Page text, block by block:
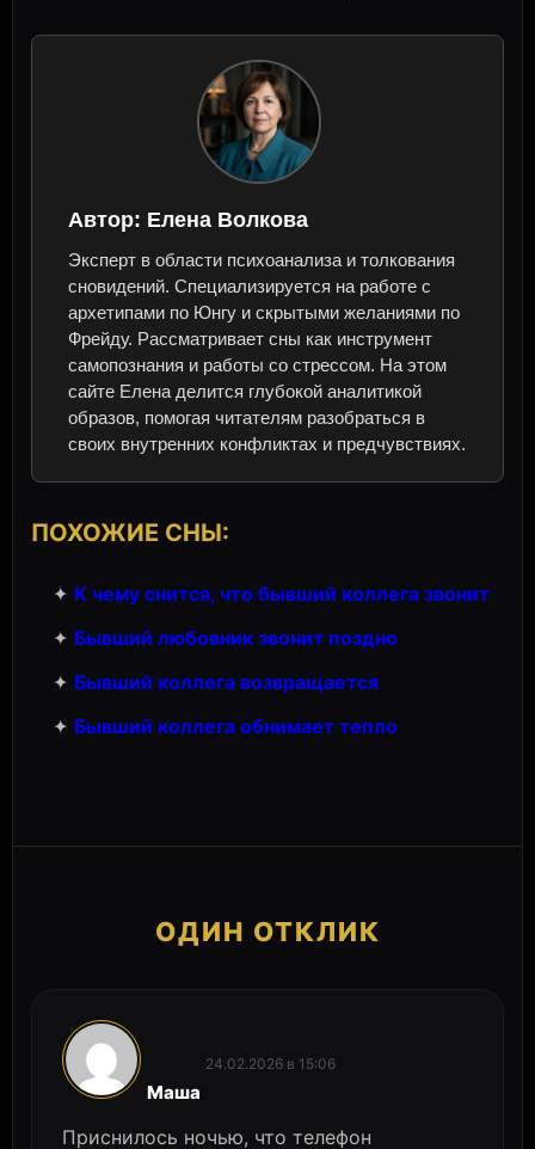
Автор: Елена Волкова
Эксперт в области психоанализа и толкования
сновидений. Специализируется на работе с
архетипами по Юнгу и скрытыми желаниями по
Фрейду. Рассматривает сны как инструмент
самопознания и работы со стрессом. На этом
сайте Елена делится глубокой аналитикой
образов, помогая читателям разобраться в
своих внутренних конфликтах и предчувствиях.
ПОХОЖИЕ СНЫ:
✦ К чему снится, что бывший коллега звонит
✦ Бывший любовник звонит поздно
✦ Бывший коллега возвращается
✦ Бывший коллега обнимает тепло
ОДИН ОТКЛИК
Маша
24.02.2026 в 15:06
Приснилось ночью, что телефон